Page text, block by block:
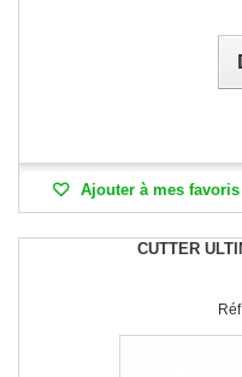
Ajouter à mes favoris
CUTTER